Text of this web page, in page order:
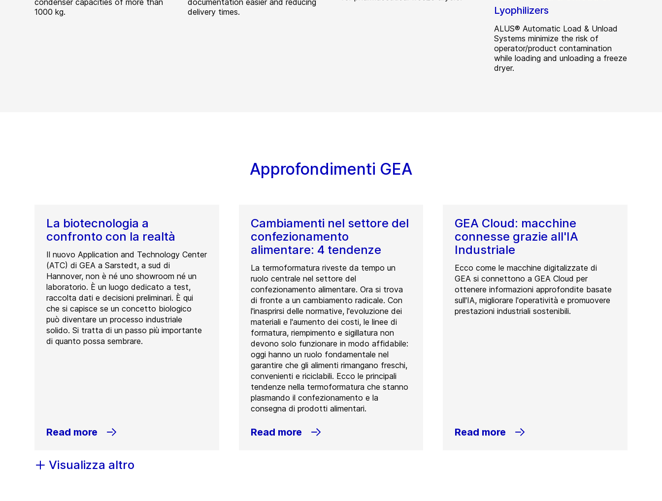
condenser capacities of more than
1000 kg.
documentation easier and reducing
delivery times.
Lyophilizers
ALUS® Automatic Load & Unload
Systems minimize the risk of
operator/product contamination
while loading and unloading a freeze
dryer.
Approfondimenti GEA
La biotecnologia a
confronto con la realtà
Il nuovo Application and Technology Center
(ATC) di GEA a Sarstedt, a sud di
Hannover, non è né uno showroom né un
laboratorio. È un luogo dedicato a test,
raccolta dati e decisioni preliminari. È qui
che si capisce se un concetto biologico
può diventare un processo industriale
solido. Si tratta di un passo più importante
di quanto possa sembrare.
Read more
Cambiamenti nel settore del
confezionamento
alimentare: 4 tendenze
La termoformatura riveste da tempo un
ruolo centrale nel settore del
confezionamento alimentare. Ora si trova
di fronte a un cambiamento radicale. Con
l'inasprirsi delle normative, l'evoluzione dei
materiali e l'aumento dei costi, le linee di
formatura, riempimento e sigillatura non
devono solo funzionare in modo affidabile:
oggi hanno un ruolo fondamentale nel
garantire che gli alimenti rimangano freschi,
convenienti e riciclabili. Ecco le principali
tendenze nella termoformatura che stanno
plasmando il confezionamento e la
consegna di prodotti alimentari.
Read more
GEA Cloud: macchine
connesse grazie all'IA
Industriale
Ecco come le macchine digitalizzate di
GEA si connettono a GEA Cloud per
ottenere informazioni approfondite basate
sull'IA, migliorare l'operatività e promuovere
prestazioni industriali sostenibili.
Read more
Visualizza altro